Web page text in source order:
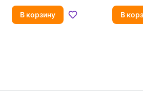
В корзину В